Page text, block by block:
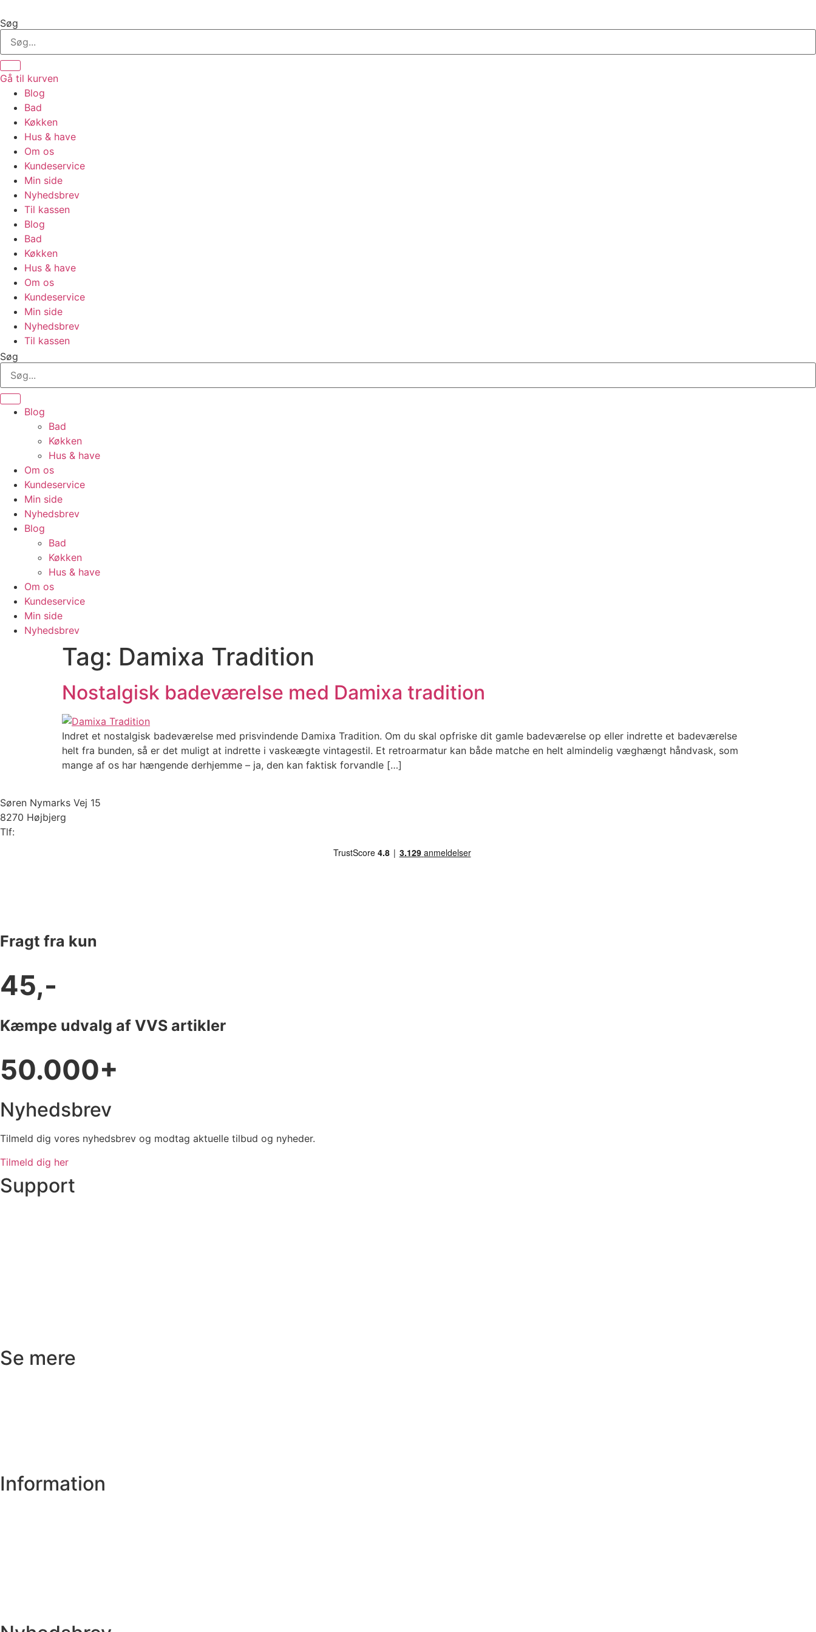
til
indhold
Søg
Gå til kurven
Blog
Bad
Køkken
Hus & have
Om os
Kundeservice
Min side
Nyhedsbrev
Til kassen
Blog
Bad
Køkken
Hus & have
Om os
Kundeservice
Min side
Nyhedsbrev
Til kassen
Søg
Blog
Bad
Køkken
Hus & have
Om os
Kundeservice
Min side
Nyhedsbrev
Blog
Bad
Køkken
Hus & have
Om os
Kundeservice
Min side
Nyhedsbrev
Tag: Damixa Tradition
Nostalgisk badeværelse med Damixa tradition
Indret et nostalgisk badeværelse med prisvindende Damixa Tradition. Om du skal opfriske dit gamle badeværelse op eller indrette et badeværelse
helt fra bunden, så er det muligt at indrette i vaskeægte vintagestil. Et retroarmatur kan både matche en helt almindelig væghængt håndvask, som
mange af os har hængende derhjemme – ja, den kan faktisk forvandle […]
Søren Nymarks Vej 15
8270 Højbjerg
Tlf:
Fragt fra kun
45,-
Kæmpe udvalg af VVS artikler
50.000+
Nyhedsbrev
Tilmeld dig vores nyhedsbrev og modtag aktuelle tilbud og nyheder.
Tilmeld dig her
Support
Se mere
Information